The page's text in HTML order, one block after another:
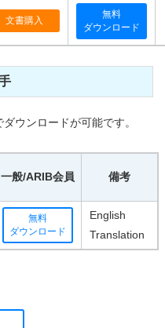
文書購入
無料
ダウンロード
ウンロードが可能です。
一般/ARIB会員 備考
無料
ダウンロード
English
Translation